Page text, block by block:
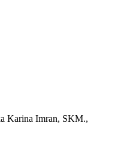
Karina Imran, SKM.,